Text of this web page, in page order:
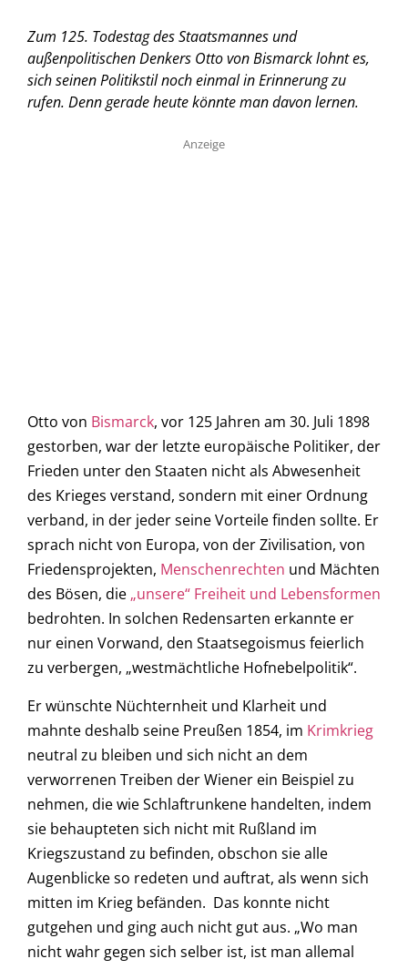
Zum 125. Todestag des Staatsmannes und
außenpolitischen Denkers Otto von Bismarck lohnt es,
sich seinen Politikstil noch einmal in Erinnerung zu
rufen. Denn gerade heute könnte man davon lernen.
Anzeige
Otto von Bismarck, vor 125 Jahren am 30. Juli 1898
gestorben, war der letzte europäische Politiker, der
Frieden unter den Staaten nicht als Abwesenheit
des Krieges verstand, sondern mit einer Ordnung
verband, in der jeder seine Vorteile finden sollte. Er
sprach nicht von Europa, von der Zivilisation, von
Friedensprojekten, Menschenrechten und Mächten
des Bösen, die „unsere“ Freiheit und Lebensformen
bedrohten. In solchen Redensarten erkannte er
nur einen Vorwand, den Staatsegoismus feierlich
zu verbergen, „westmächtliche Hofnebelpolitik“.
Er wünschte Nüchternheit und Klarheit und
mahnte deshalb seine Preußen 1854, im Krimkrieg
neutral zu bleiben und sich nicht an dem
verworrenen Treiben der Wiener ein Beispiel zu
nehmen, die wie Schlaftrunkene handelten, indem
sie behaupteten sich nicht mit Rußland im
Kriegszustand zu befinden, obschon sie alle
Augenblicke so redeten und auftrat, als wenn sich
mitten im Krieg befänden. Das konnte nicht
gutgehen und ging auch nicht gut aus. „Wo man
nicht wahr gegen sich selber ist, ist man allemal